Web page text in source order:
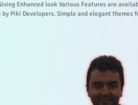
Enhanced look Various Features are
Piki Developers. Simple and elegant themes